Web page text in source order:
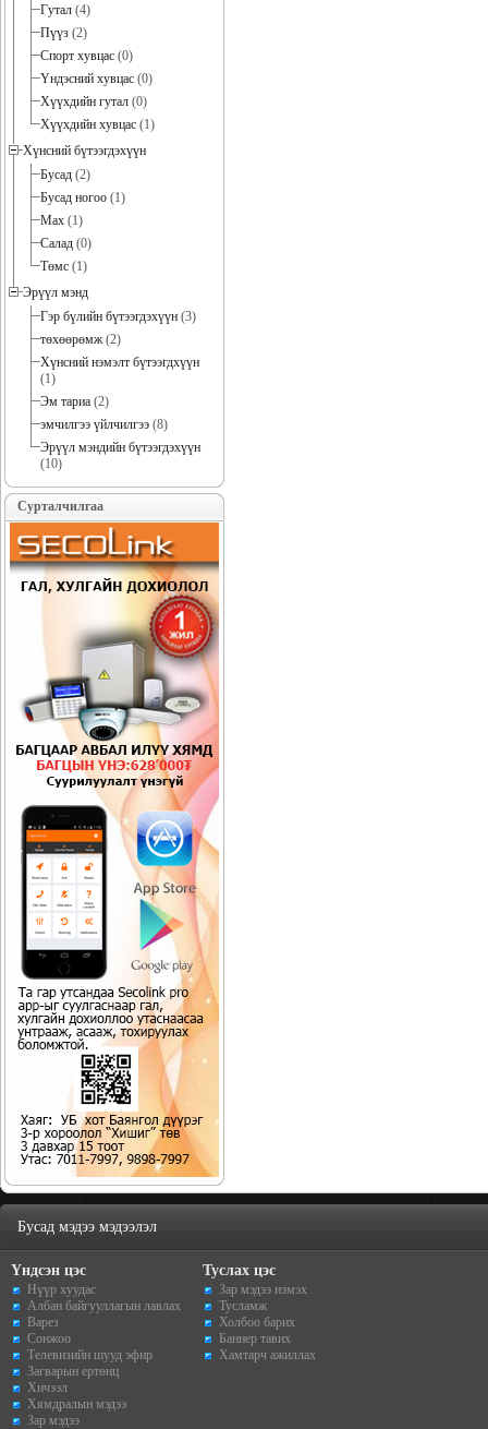
Гутал (4)
Пүүз (2)
Спорт хувцас (0)
Үндэсний хувцас (0)
Хүүхдийн гутал (0)
Хүүхдийн хувцас (1)
Хүнсний бүтээгдэхүүн
Бусад (2)
Бусад ногоо (1)
Мах (1)
Салад (0)
Төмс (1)
Эрүүл мэнд
Гэр бүлийн бүтээгдэхүүн (3)
төхөөрөмж(2)
Хүнсний нэмэлт бүтээгдхүүн
(1)
Эм тариа (2)
эмчилгээ үйлчилгээ (8)
Эрүүл мэндийн бүтээгдэхүүн
(10)
Сурталчилгаа
Бусад мэдээ мэдээлэл
Үндсэн цэс
Нүүр хуудас
Албан байгууллагын лавлах
Варез
Сонжоо
Телевизийн шууд эфир
Загварын ертөнц
Хичээл
Хямдралын мэдээ
Зар мэдээ
Туслах цэс
Зар мэдээ нэмэх
Тусламж
Холбоо барих
Баннер тавих
Хамтарч ажиллах